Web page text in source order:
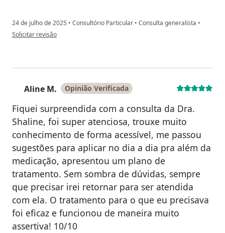
24 de julho de 2025 • Consultório Particular • Consulta generalista •
na opinião do utilizador Mari
Solicitar revisão
Aline M. Opinião Verificada
Fiquei surpreendida com a consulta da Dra.
Shaline, foi super atenciosa, trouxe muito
conhecimento de forma acessível, me passou
sugestões para aplicar no dia a dia pra além da
medicação, apresentou um plano de
tratamento. Sem sombra de dúvidas, sempre
que precisar irei retornar para ser atendida
com ela. O tratamento para o que eu precisava
foi eficaz e funcionou de maneira muito
assertiva! 10/10